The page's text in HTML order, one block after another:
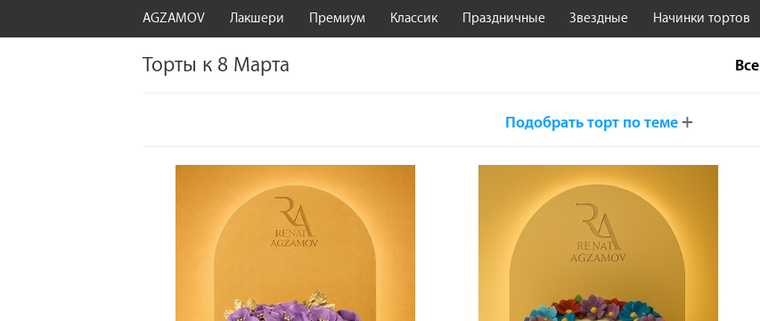
AGZAMOV Лакшери Премиум Классик Праздничные Звездные Начинки тортов
Торты к 8 Марта Все
Подобрать торт по теме +